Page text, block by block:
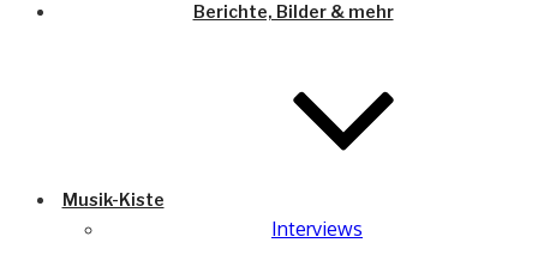
Berichte, Bilder & mehr
Musik-Kiste
Interviews